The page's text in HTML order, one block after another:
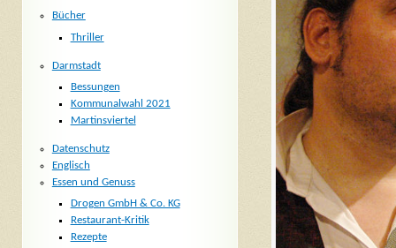
Bücher
Thriller
Darmstadt
Bessungen
Kommunalwahl 2021
Martinsviertel
Datenschutz
Englisch
Essen und Genuss
Drogen GmbH & Co. KG
Restaurant-Kritik
Rezepte